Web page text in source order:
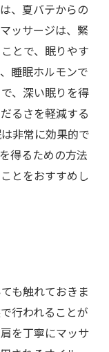
、夏バテからの
ッサージは、緊
とで、眠りやす
睡眠ホルモンで
、深い眠りを得
るさを軽減する
非常に効果的で
得るための方法
とをおすすめし
も触れておきま
行われることが
を丁寧にマッサ